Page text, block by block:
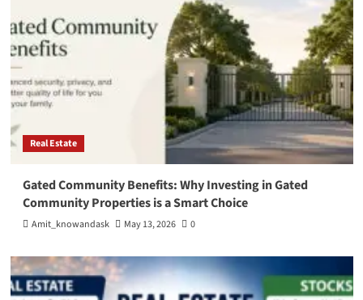
Real Estate
Gated Community Benefits: Why Investing in Gated
Community Properties is a Smart Choice
Amit_knowandask May 13, 2026 0